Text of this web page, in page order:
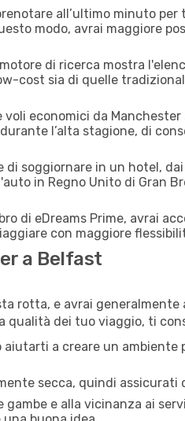
all’ultimo minuto
modo, avrai maggiore
di ricerca mostra
cost sia di quelle
economici da
l’alta stagione, di
soggiornare in un hotel,
in Regno Unito di Gran
di eDreams Prime, avrai
con maggiore
a Belfast
rotta, e avrai
qualità dei tuo viaggio, ti
aiutarti a creare un
secca, quindi
gambe e alla vicinanza ai